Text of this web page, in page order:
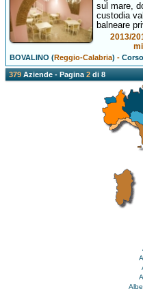
sul mare,
custodia
balneare
2013/
BOVALINO (Reggio-Calabria) -Corso
379Aziende - Pagina2di 8